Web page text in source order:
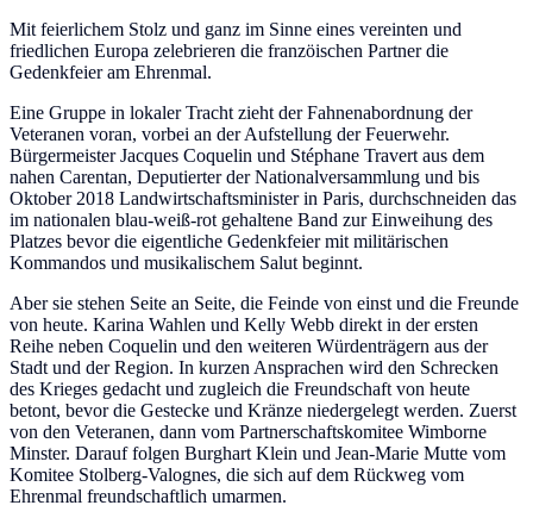
Mit feierlichem Stolz und ganz im Sinne eines vereinten und
friedlichen Europa zelebrieren die franzöischen Partner die
Gedenkfeier am Ehrenmal.
Eine Gruppe in lokaler Tracht zieht der Fahnenabordnung der
Veteranen voran, vorbei an der Aufstellung der Feuerwehr.
Bürgermeister Jacques Coquelin und Stéphane Travert aus dem
nahen Carentan, Deputierter der Nationalversammlung und bis
Oktober 2018 Landwirtschaftsminister in Paris, durchschneiden das
im nationalen blau-weiß-rot gehaltene Band zur Einweihung des
Platzes bevor die eigentliche Gedenkfeier mit militärischen
Kommandos und musikalischem Salut beginnt.
Aber sie stehen Seite an Seite, die Feinde von einst und die Freunde
von heute. Karina Wahlen und Kelly Webb direkt in der ersten
Reihe neben Coquelin und den weiteren Würdenträgern aus der
Stadt und der Region. In kurzen Ansprachen wird den Schrecken
des Krieges gedacht und zugleich die Freundschaft von heute
betont, bevor die Gestecke und Kränze niedergelegt werden. Zuerst
von den Veteranen, dann vom Partnerschaftskomitee Wimborne
Minster. Darauf folgen Burghart Klein und Jean-Marie Mutte vom
Komitee Stolberg-Valognes, die sich auf dem Rückweg vom
Ehrenmal freundschaftlich umarmen.